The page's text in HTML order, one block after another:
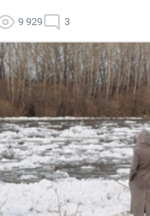
9 929 3